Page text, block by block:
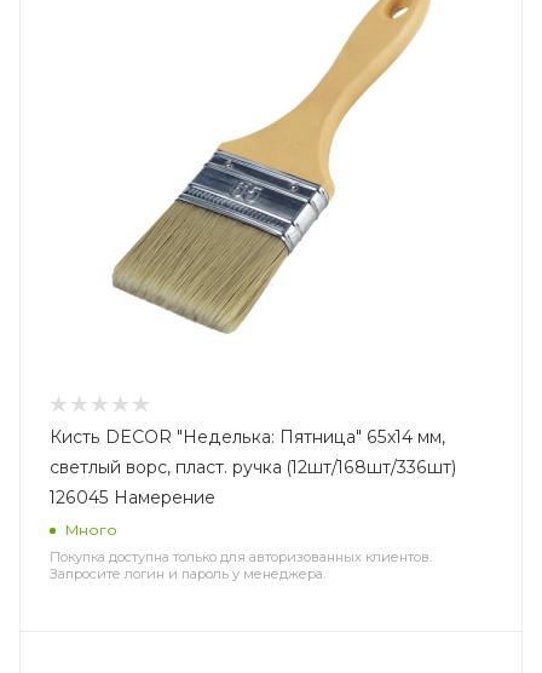
Кисть DECOR "Неделька: Пятница" 65х14 мм,
светлый ворс, пласт. ручка (12шт/168шт/336шт)
126045 Намерение
Много
Покупка доступна только для авторизованных клиентов.
Запросите логин и пароль у менеджера.